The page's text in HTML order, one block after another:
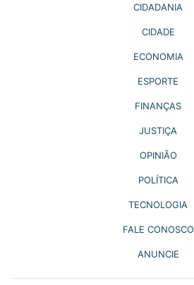
CIDADANIA
CIDADE
ECONOMIA
ESPORTE
FINANÇAS
JUSTIÇA
OPINIÃO
POLÍTICA
TECNOLOGIA
FALE CONOSCO
ANUNCIE